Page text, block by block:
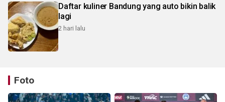
Daftar kuliner Bandung yang auto bikin balik
lagi
2 hari lalu
Foto